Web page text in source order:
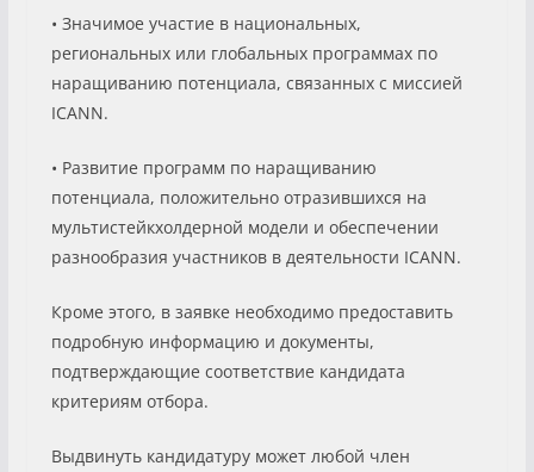
• Значимое участие в национальных,
региональных или глобальных программах по
наращиванию потенциала, связанных с миссией
ICANN.
• Развитие программ по наращиванию
потенциала, положительно отразившихся на
мультистейкхолдерной модели и обеспечении
разнообразия участников в деятельности ICANN.
Кроме этого, в заявке необходимо предоставить
подробную информацию и документы,
подтверждающие соответствие кандидата
критериям отбора.
Выдвинуть кандидатуру может любой член